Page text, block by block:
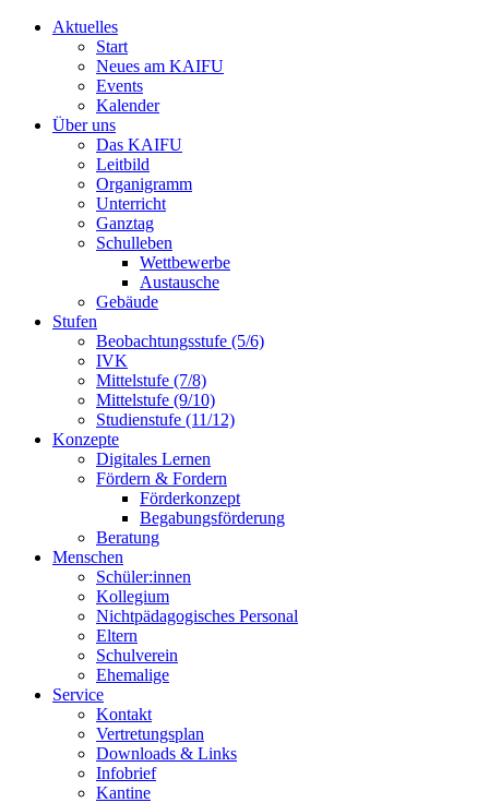
Aktuelles
Start
Neues am KAIFU
Events
Kalender
Über uns
Das KAIFU
Leitbild
Organigramm
Unterricht
Ganztag
Schulleben
Wettbewerbe
Austausche
Gebäude
Stufen
Beobachtungsstufe (5/6)
IVK
Mittelstufe (7/8)
Mittelstufe (9/10)
Studienstufe (11/12)
Konzepte
Digitales Lernen
Fördern & Fordern
Förderkonzept
Begabungsförderung
Beratung
Menschen
Schüler:innen
Kollegium
Nichtpädagogisches Personal
Eltern
Schulverein
Ehemalige
Service
Kontakt
Vertretungsplan
Downloads & Links
Infobrief
Kantine